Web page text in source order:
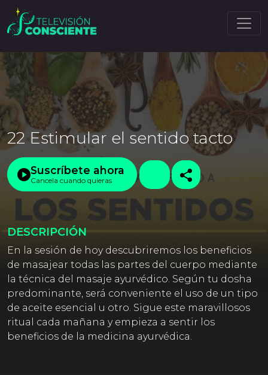
22 Estimular el sentido tacto
Suscríbete ahora
Cancela cuando quieras
DESCRIPCIÓN
En la sesión de hoy descubriremos los beneficios
de masajear todas las partes del cuerpo mediante
la técnica del masaje ayurvédico. Según tu dosha
predominante, será conveniente el uso de un tipo
de aceite esencial u otro. Sigue este maravillosos
ritual cada mañana y empieza a sentir los
beneficios de la medicina ayurvédica.